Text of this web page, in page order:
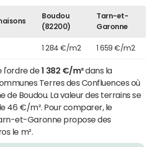
Boudou
(82200)
Tarn-et-
Garonne
1 284 €/m2 1 659 €/m2
l'ordre de1 382 €/m²dans la
Terres des Confluences où
de Boudou. La valeur des terrains se
46 €/m². Pour comparer, le
et-Garonne propose des
le m².